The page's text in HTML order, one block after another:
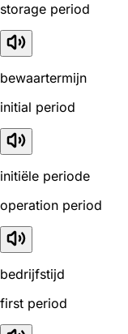
storage period
bewaartermijn
initial period
initiële periode
operation period
bedrijfstijd
first period